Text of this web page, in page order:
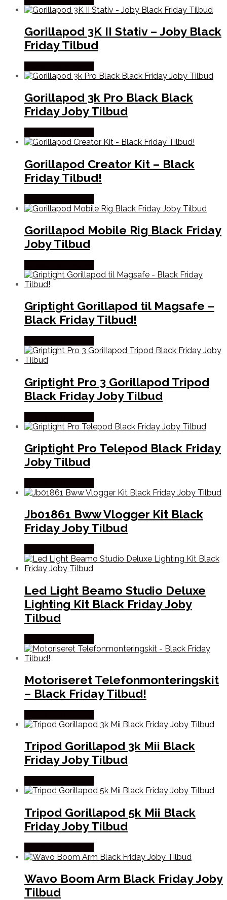
Gorillapod 3K II Stativ – Joby Black
Friday Tilbud
Gorillapod 3k Pro Black Black
Friday Joby Tilbud
Gorillapod Creator Kit – Black
Friday Tilbud!
Gorillapod Mobile Rig Black Friday
Joby Tilbud
Griptight Gorillapod til Magsafe –
Black Friday Tilbud!
Griptight Pro 3 Gorillapod Tripod
Black Friday Joby Tilbud
Griptight Pro Telepod Black Friday
Joby Tilbud
Jb01861 Bww Vlogger Kit Black
Friday Joby Tilbud
Led Light Beamo Studio Deluxe
Lighting Kit Black Friday Joby
Tilbud
Motoriseret Telefonmonteringskit
– Black Friday Tilbud!
Tripod Gorillapod 3k Mii Black
Friday Joby Tilbud
Tripod Gorillapod 5k Mii Black
Friday Joby Tilbud
Wavo Boom Arm Black Friday Joby
Tilbud